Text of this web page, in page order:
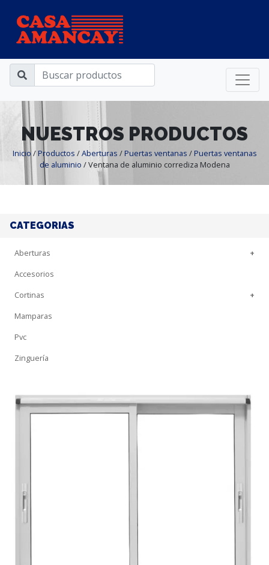
NUESTROS PRODUCTOS
Inicio /Productos /Aberturas /Puertas ventanas /Puertas ventanas
de aluminio /Ventana de aluminio corrediza Modena
CATEGORIAS
Aberturas
+
Accesorios
Cortinas
+
Mamparas
Pvc
Zinguería